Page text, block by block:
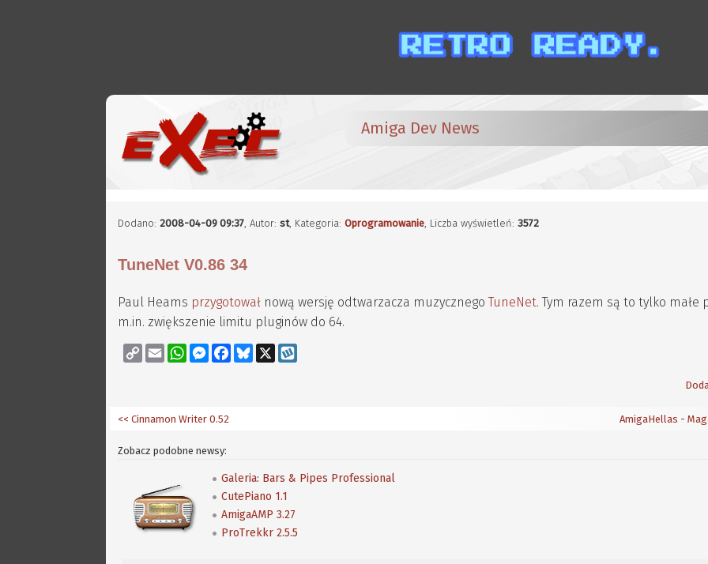
Amiga Dev News
Dodano:2008-04-09 09:37,Autor:st, Kategoria:Oprogramowanie, Liczba wyświetleń:3572
TuneNet V0.86 34
Paul Heams przygotował nową wersję odtwarzacza muzycznegoTuneNet. Tym razem są to tylko małe
m.in. zwiększenie limitu pluginów do 64.
Copy
Link
Email WhatsAppMessenger
FacebookBluesky
X
AmigaHellas -
<< Cinnamon Writer 0.52
Zobacz podobne newsy:
Galeria: Bars & Pipes Professional
CutePiano 1.1
AmigaAMP 3.27
ProTrekkr 2.5.5